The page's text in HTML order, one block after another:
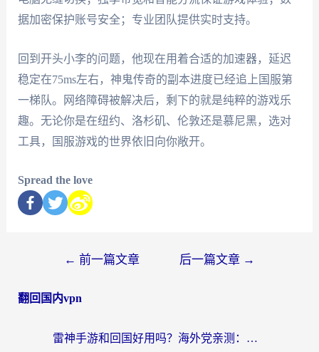
据加密保护账号安全；专业团队提供实时支持。
回到开头小李的问题，他现在用着合适的加速器，延迟
稳定在75ms左右，神鬼传奇的副本进度已经追上国服第
一梯队。网络障碍被解决后，剩下的就是纯粹的游戏乐
趣。无论你是在纽约、洛杉矶、伦敦还是慕尼黑，选对
工具，国服游戏的世界依旧向你敞开。
Spread the love
← 前一篇文章 后一篇文章 →
翻回国内vpn
雷神手游和回国好用吗？海外党亲测：选对加速器才能无缝刷剧打游戏